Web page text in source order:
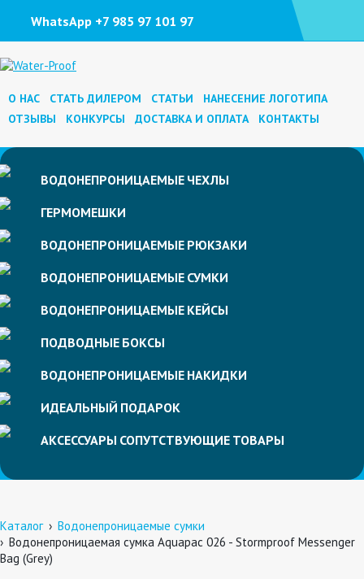
WhatsApp +7 985 97 101 97
О НАС СТАТЬ ДИЛЕРОМ СТАТЬИ
НАНЕСЕНИЕ ЛОГОТИПА
ОТЗЫВЫ
КОНКУРСЫ ДОСТАВКА И ОПЛАТА КОНТАКТЫ
ВОДОНЕПРОНИЦАЕМЫЕ ЧЕХЛЫ
ГЕРМОМЕШКИ
ВОДОНЕПРОНИЦАЕМЫЕ РЮКЗАКИ
ВОДОНЕПРОНИЦАЕМЫЕ СУМКИ
ВОДОНЕПРОНИЦАЕМЫЕ КЕЙСЫ
ПОДВОДНЫЕ БОКСЫ
ВОДОНЕПРОНИЦАЕМЫЕ НАКИДКИ
ИДЕАЛЬНЫЙ ПОДАРОК
АКСЕССУАРЫ СОПУТСТВУЮЩИЕ ТОВАРЫ
Каталог
Водонепроницаемые сумки
Водонепроницаемая сумка Aquapac 026 - Stormproof Messenger
Bag (Grey)